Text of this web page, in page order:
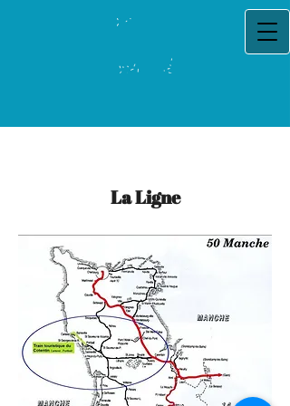
La Ligne